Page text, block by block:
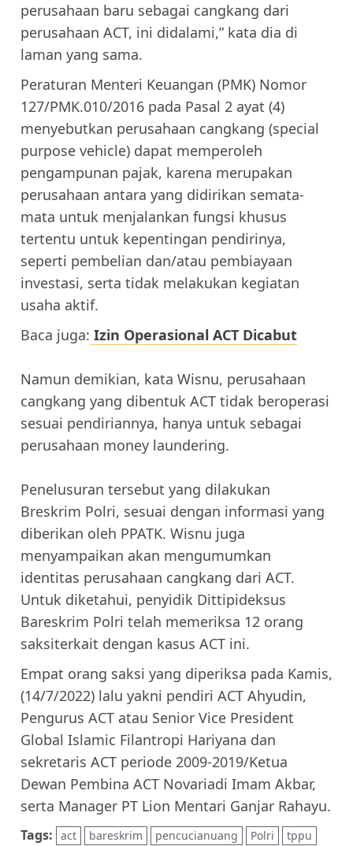
perusahaan baru sebagai cangkang dari
perusahaan ACT, ini didalami,” kata dia di
laman yang sama.
Peraturan Menteri Keuangan (PMK) Nomor
127/PMK.010/2016 pada Pasal 2 ayat (4)
menyebutkan perusahaan cangkang (special
purpose vehicle) dapat memperoleh
pengampunan pajak, karena merupakan
perusahaan antara yang didirikan semata-
mata untuk menjalankan fungsi khusus
tertentu untuk kepentingan pendirinya,
seperti pembelian dan/atau pembiayaan
investasi, serta tidak melakukan kegiatan
usaha aktif.
Baca juga: Izin Operasional ACT Dicabut
Namun demikian, kata Wisnu, perusahaan
cangkang yang dibentuk ACT tidak beroperasi
sesuai pendiriannya, hanya untuk sebagai
perusahaan money laundering.
Penelusuran tersebut yang dilakukan
Breskrim Polri, sesuai dengan informasi yang
diberikan oleh PPATK. Wisnu juga
menyampaikan akan mengumumkan
identitas perusahaan cangkang dari ACT.
Untuk diketahui, penyidik Dittipideksus
Bareskrim Polri telah memeriksa 12 orang
saksiterkait dengan kasus ACT ini.
Empat orang saksi yang diperiksa pada Kamis,
(14/7/2022) lalu yakni pendiri ACT Ahyudin,
Pengurus ACT atau Senior Vice President
Global Islamic Filantropi Hariyana dan
sekretaris ACT periode 2009-2019/Ketua
Dewan Pembina ACT Novariadi Imam Akbar,
serta Manager PT Lion Mentari Ganjar Rahayu.
Tags: act bareskrim pencucianuang Polri tppu